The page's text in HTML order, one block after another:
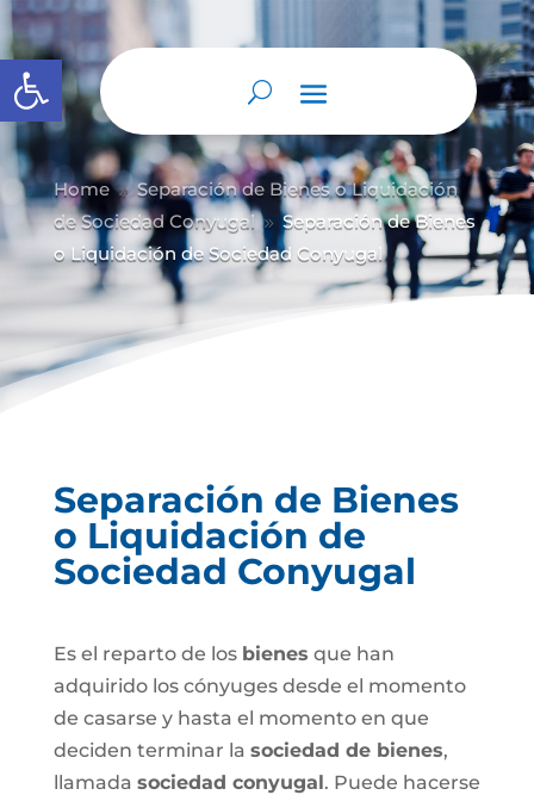
Abrir barra de herramientas
Home 9 Separación de Bienes o Liquidación
de Sociedad Conyugal 9 Separación de Bienes
o Liquidación de Sociedad Conyugal
Separación de Bienes
o Liquidación de
Sociedad Conyugal
Es el reparto de los bienes que han
adquirido los cónyuges desde el momento
de casarse y hasta el momento en que
deciden terminar la sociedad de bienes,
llamada sociedad conyugal. Puede hacerse